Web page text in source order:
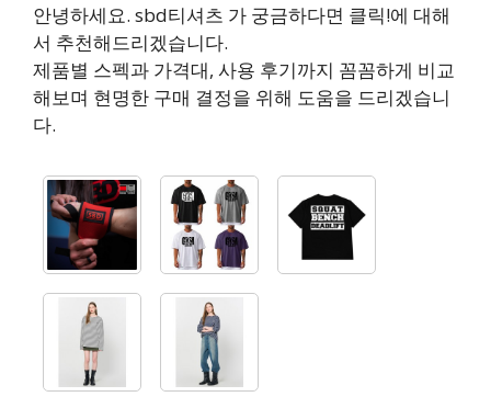
안녕하세요. sbd티셔츠 가 궁금하다면 클릭!에 대해
서 추천해드리겠습니다.
제품별 스펙과 가격대, 사용 후기까지 꼼꼼하게 비교
해보며 현명한 구매 결정을 위해 도움을 드리겠습니
다.